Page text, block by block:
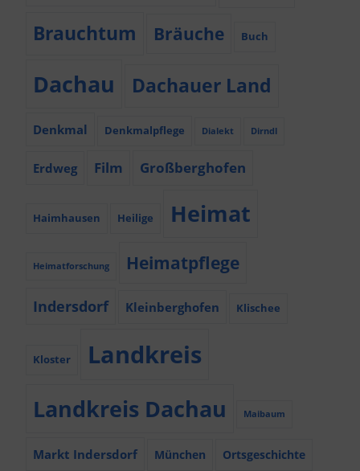
Brauchtum Bräuche Buch
Dachau Dachauer Land
Denkmal Denkmalpflege Dialekt Dirndl
Erdweg Film Großberghofen
Haimhausen Heilige Heimat
Heimatforschung Heimatpflege
Indersdorf Kleinberghofen Klischee
Kloster Landkreis
Landkreis Dachau Maibaum
Markt Indersdorf München Ortsgeschichte